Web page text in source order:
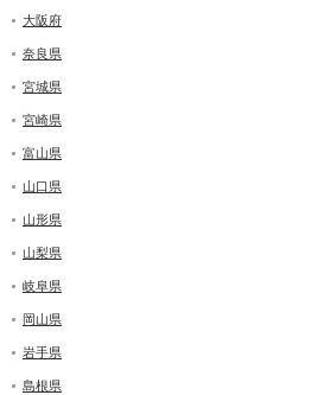
大阪府
奈良県
宮城県
宮崎県
富山県
山口県
山形県
山梨県
岐阜県
岡山県
岩手県
島根県